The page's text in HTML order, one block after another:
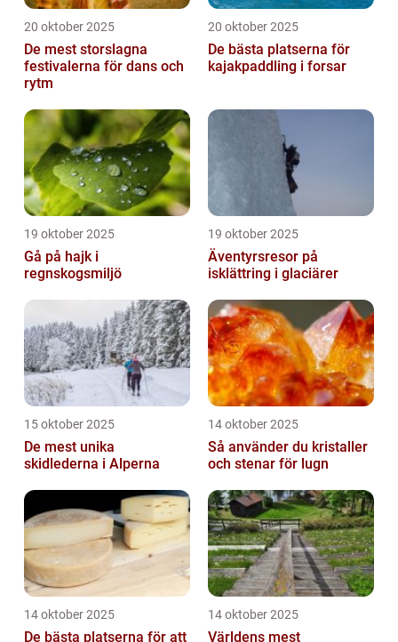
20 oktober 2025
De mest storslagna
festivalerna för dans och
rytm
20 oktober 2025
De bästa platserna för
kajakpaddling i forsar
19 oktober 2025
Gå på hajk i
regnskogsmiljö
19 oktober 2025
Äventyrsresor på
isklättring i glaciärer
15 oktober 2025
De mest unika
skidlederna i Alperna
14 oktober 2025
Så använder du kristaller
och stenar för lugn
14 oktober 2025
De bästa platserna för att
14 oktober 2025
Världens mest